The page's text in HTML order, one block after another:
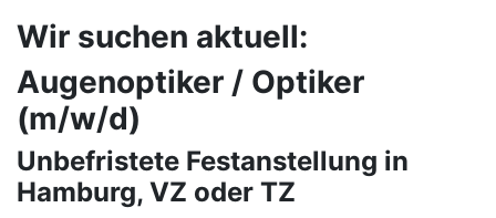
Wir suchen aktuell:
Augenoptiker / Optiker
(m/w/d)
Unbefristete Festanstellung in
Hamburg, VZ oder TZ